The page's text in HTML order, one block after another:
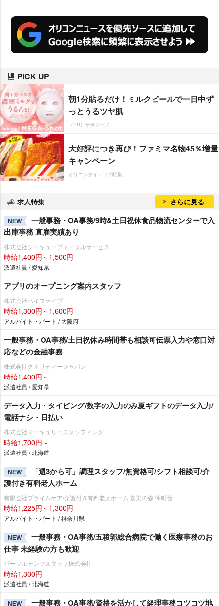
PICK UP
朝1分貼るだけ！ミルクピールで一日中ず
っとうるツヤ肌
（PR）サボリーノ
大好評につき再び！ファミマ名物45％増量
キャンペーン
オリコンタイアップ特集
求人特集 さらに見る
NEW
一般事務・OA事務/9時&土日祝休食品物流センターで入
出庫事務 直雇実績あり
株式会社シーキューブトータルサービス
時給1,400円～1,500円
派遣社員 / 愛知県
アプリのオープニング案内スタッフ
株式会社ハイファイブ
時給1,300円～1,600円
アルバイト・パート / 大阪府
一般事務・OA事務/土日祝休み時間帯も相談可伝票入力や窓口対
応などの金融事務
株式会社クオリティージャパン
時給1,400円～
派遣社員 / 愛知県
データ入力・タイピング/数字の入力のみ夏ギフトのデータ入力/
電話ナシ・日払い
株式会社マーキュリースタッフィング
時給1,700円～
派遣社員 / 北海道
NEW
「週3から可」調理スタッフ/無資格可/シフト相談可/介
護付き有料老人ホーム
有限会社プライムケア/介護付き有料老人ホーム 喜美の森 仲町台
時給1,225円～1,300円
アルバイト・パート / 神奈川県
NEW
一般事務・OA事務/五稜郭総合病院で働く医療事務のお
仕事 未経験の方も歓迎
パーソルテンプスタッフ株式会社
時給1,300円
派遣社員 / 北海道
NEW
一般事務・OA事務/資格を活かして経理事務コツコツ地